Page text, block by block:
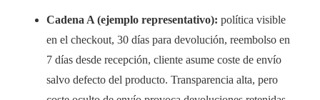
Cadena A (ejemplo representativo): política visible
en el checkout, 30 días para devolución, reembolso en
7 días desde recepción, cliente asume coste de envío
salvo defecto del producto. Transparencia alta, pero